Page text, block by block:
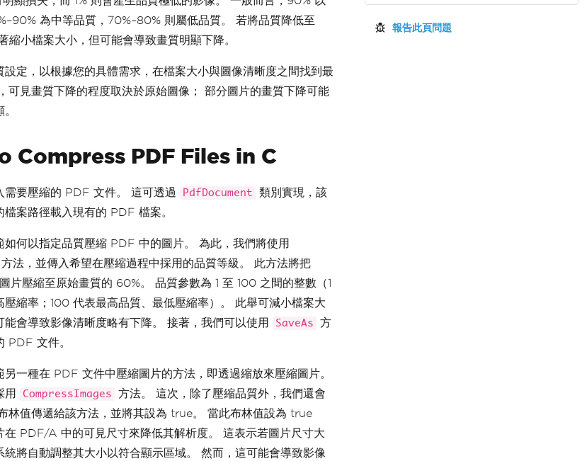
為中等品質，70%–80% 則屬低品質。 若將品質降低至
縮小檔案大小，但可能會導致畫質明顯下降。
設定，以根據您的具體需求，在檔案大小與圖像清晰度之間找到最
可見畫質下降的程度取決於原始圖像； 部分圖片的畫質下降可能
Compress PDF Files in C
需要壓縮的 PDF 文件。 這可透過 PdfDocument
類別實現，該
案路徑載入現有的 PDF 檔案。
如何以指定品質壓縮 PDF 中的圖片。 為此，我們將使用
方法，並傳入希望在壓縮過程中採用的品質等級。 此方法將把
片壓縮至原始畫質的 60%。 品質參數為 1 至 100 之間的整數（1
壓縮率；100 代表最高品質、最低壓縮率）。 此舉可減小檔案大
能會導致影像清晰度略有下降。 接著，我們可以使用
SaveAs
方
PDF 文件。
一種在 PDF 文件中壓縮圖片的方法，即透過縮放來壓縮圖片。
用
CompressImages
方法。 這次，除了壓縮品質外，我們還會
林值傳遞給該方法，並將其設為 true。 當此布林值設為 true
在 PDF/A 中的可見尺寸來降低其解析度。 這表示若圖片尺寸大
統將自動調整其大小以符合顯示區域。 然而，這可能會導致影像
報告此頁問題